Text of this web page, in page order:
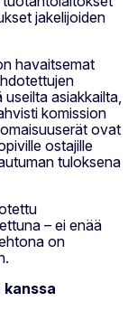
jakelijoiden
havaitsemat
asiakkailta,
komission
ovat
ostajille
tuloksena
– ei enää
on